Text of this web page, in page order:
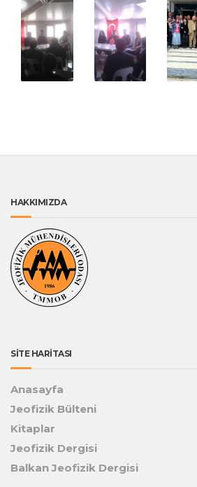
HAKKIMIZDA
SİTE HARİTASI
Anasayfa
Jeofizik Bülteni
Kitaplar
Jeofizik Dergisi
Balkan Jeofizik Dergisi